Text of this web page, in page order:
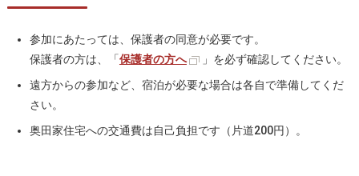
参加にあたっては、保護者の同意が必要です。
保護者の方は、「保護者の方へ
」を必ず確認してください。
遠方からの参加など、宿泊が必要な場合は各自で準備してくだ
さい。
奥田家住宅への交通費は自己負担です（片道200円）。